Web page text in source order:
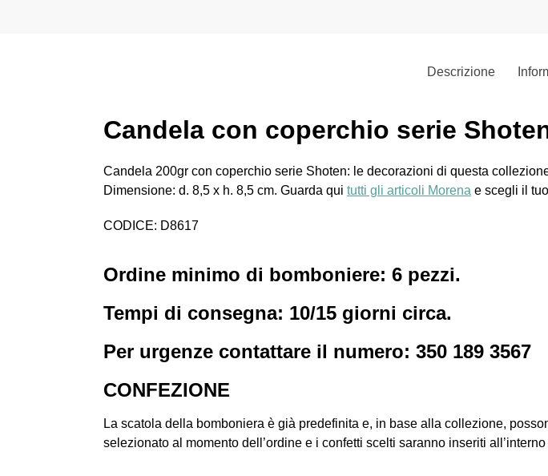
Descrizione
Candela con coperchio serie
Candela 200gr con coperchio serie Shoten: le decorazioni di questa
Dimensione: d. 8,5 x h. 8,5 cm. Guarda qui tutti gli articoli Morena e scegli il
CODICE: D8617
Ordine minimo di bomboniere: 6 pezzi.
Tempi di consegna: 10/15 giorni circa.
Per urgenze contattare il numero: 350 189 3567
CONFEZIONE
La scatola della bomboniera è già predefinita e, in base alla collezione,
selezionato al momento dell’ordine e i confetti scelti saranno inseriti